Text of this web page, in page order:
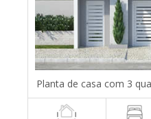
Planta de casa com 3